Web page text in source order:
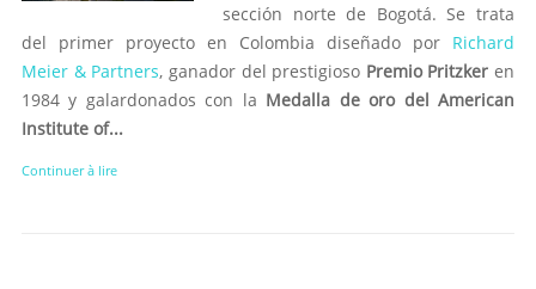
sección norte de Bogotá. Se trata
del primer proyecto en Colombia diseñado por Richard
Meier & Partners, ganador del prestigioso Premio Pritzker en
1984 y galardonados con la Medalla de oro del American
Institute of...
Continuer à lire